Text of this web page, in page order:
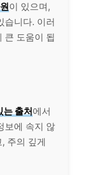
이 있으며,
습니다. 이러
큰 도움이 됩
는 출처에서
보에 속지 않
주의 깊게